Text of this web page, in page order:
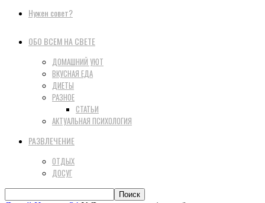
Нужен совет?
ОБО ВСЕМ НА СВЕТЕ
ДОМАШНИЙ УЮТ
ВКУСНАЯ ЕДА
ДИЕТЫ
РАЗНОЕ
СТАТЬИ
АКТУАЛЬНАЯ ПСИХОЛОГИЯ
РАЗВЛЕЧЕНИЕ
ОТДЫХ
ДОСУГ